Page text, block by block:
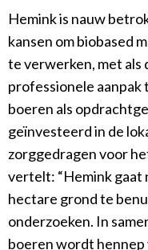
Hemink is nauw
kansen om biobased
te verwerken, met als
professionele
boeren als
geïnvesteerd in de
zorggedragen voor
vertelt: “Hemink gaat
hectare grond te
onderzoeken. In
boeren wordt